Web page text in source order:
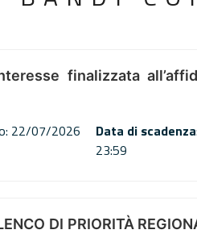
finalizzata
22/07/2026
Data di scadenza
23:59
DI PRIORITÀ